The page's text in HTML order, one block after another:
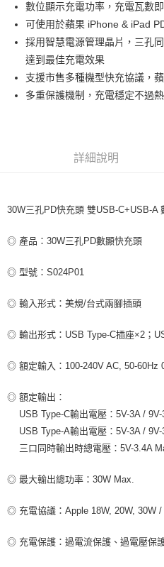
悠遊付
ATM付款
運送方式
付款後全家取貨
每筆NT$80，滿NT$599(含以上)
付款後7-11取貨
每筆NT$100，滿NT$599(含以上)
數位顯示充電功率，充電瓦數
可使用於蘋果 iPhone & iPad
採用智慧電源管理晶片，三孔
達到最佳充電效果
支援市售多種機型快充協議，
多重保護機制，充電穩定不過熱
詳細說明
30W三孔PD快充頭 雙USB-C+USB-A
◎ 產品：30W三孔PD數顯快充頭
◎ 型號：S024P01
◎ 輸入形式：美規/台式兩腳插頭
◎ 輸出形式：USB Type-C插座×2；
◎ 額定輸入：100-240V AC, 50-60Hz
◎ 額定輸出：
USB Type-C輸出電壓：5V-3A / 9V-
USB Type-A輸出電壓：5V-3A / 9V-
三口同時輸出時總電壓：5V-3.4A
◎ 最大輸出總功率：30W Max.
◎ 充電協議：Apple 18W, 20W, 30W
◎ 充電保護：過電流保護、過電壓保